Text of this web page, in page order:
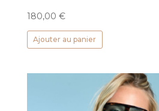
180,00 €
Ajouter au panier